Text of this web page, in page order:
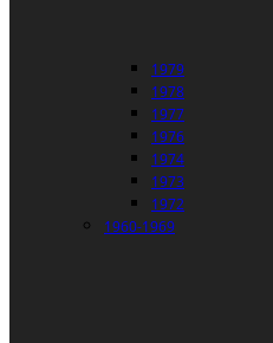
1979
1978
1977
1976
1974
1973
1972
1960-1969